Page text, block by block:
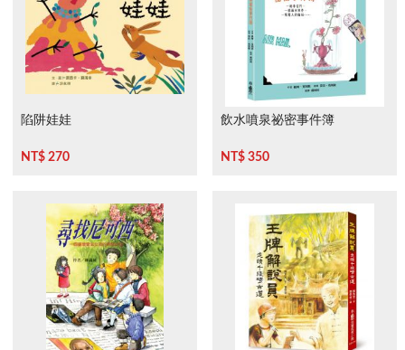
陷阱娃娃
NT$ 270
飲水噴泉祕密事件簿
NT$ 350